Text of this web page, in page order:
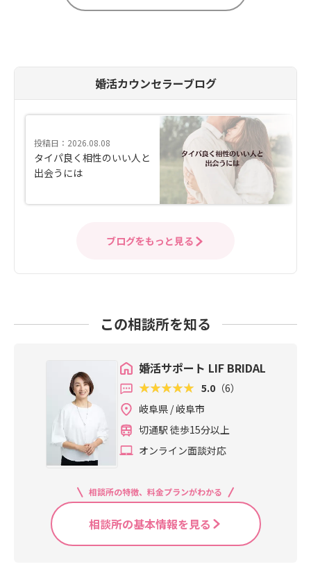
婚活カウンセラーブログ
投稿日：2026.08.08
タイパ良く相性のいい人と
出会うには
ブログをもっと見る
この相談所を知る
婚活サポート LIF BRIDAL
5.0（6）
岐阜県 / 岐阜市
切通駅 徒歩15分以上
オンライン面談対応
相談所の特徴、料金プランがわかる
相談所の基本情報を見る